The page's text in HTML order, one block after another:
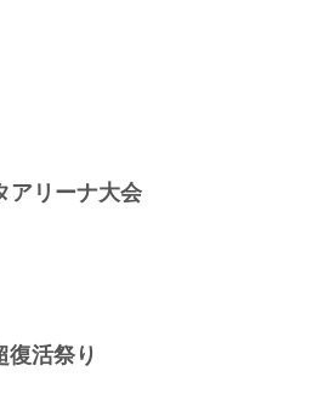
アリーナ大会
復活祭り